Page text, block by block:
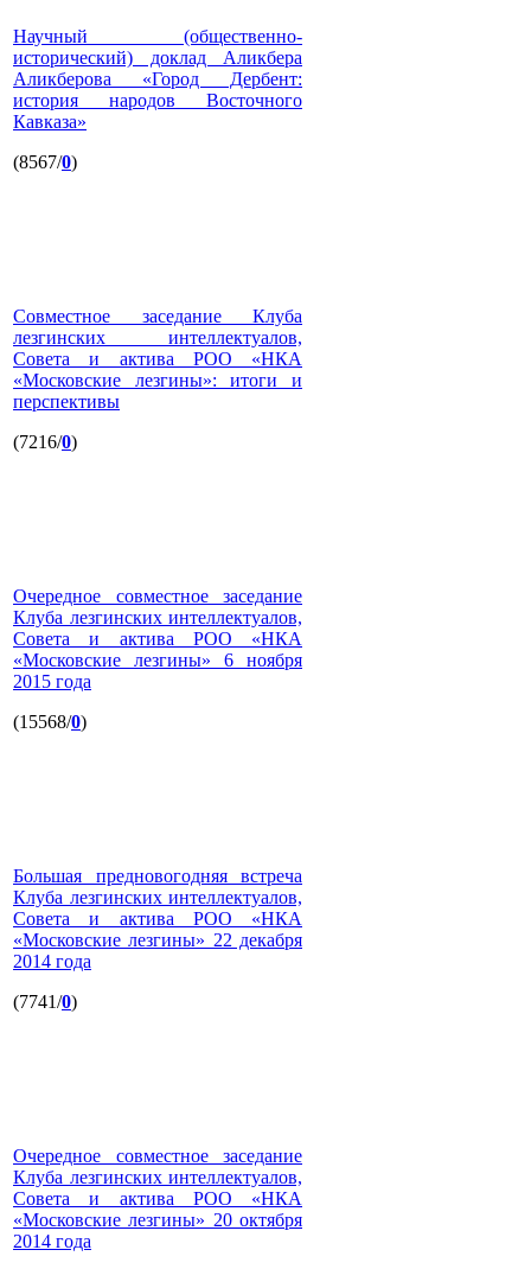
Научный (общественно-
исторический) доклад Аликбера
Аликберова «Город Дербент:
история народов Восточного
Кавказа»
(8567/0)
Совместное заседание Клуба
лезгинских интеллектуалов,
Совета и актива РОО «НКА
«Московские лезгины»: итоги и
перспективы
(7216/0)
Очередное совместное заседание
Клуба лезгинских интеллектуалов,
Совета и актива РОО «НКА
«Московские лезгины» 6 ноября
2015 года
(15568/0)
Большая предновогодняя встреча
Клуба лезгинских интеллектуалов,
Совета и актива РОО «НКА
«Московские лезгины» 22 декабря
2014 года
(7741/0)
Очередное совместное заседание
Клуба лезгинских интеллектуалов,
Совета и актива РОО «НКА
«Московские лезгины» 20 октября
2014 года